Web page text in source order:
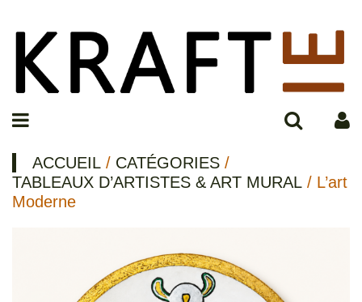
ACCUEIL / CATÉGORIES /
TABLEAUX D’ARTISTES & ART MURAL / L’art
Moderne